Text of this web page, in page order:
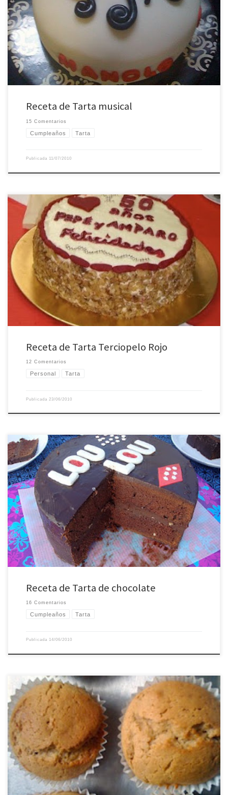
Era el cumpleaños de mi amigo Manolo y yo quería hacerle una pequeña
tarta para celebrarlo. Según sus indicaciones, tenía que ser algo sencillo y de
plátano, así que como él es músico estaba claro cuál iba a ser la temática
Además estrené uno de los moldes que he […]
Receta de Tarta musical
15 Comentarios
Cumpleaños Tarta
Publicada 11/07/2010
Esta tarta es todo un clásico americano, y para mí es mucho más. Hace ya más
o menos un año y medio que descubrí el foro de cocinandoconelalma
cuando buscaba desesperadamente ayuda para una tarea que me había
autoimpuesto: hacer la tarta para las Bodas de Oro de mis abuelos. […]
Receta de Tarta Terciopelo Rojo
12 Comentarios
Personal Tarta
Publicada 23/06/2010
Luzmina es una de las criaturas más asombrosas que he conocido nunca, es
una inteligentísima niña de pasados 3 años con la que da gusto estar (su
compañía es un placer incluso para mí que no soy muy maternal, jejeje). El
caso es que ella venía a comer a casa […]
Receta de Tarta de chocolate
16 Comentarios
Cumpleaños Tarta
Publicada 14/06/2010
Como ya dije, acabar con los restos es una de mis prioridades actuales, y esta
idea de hoy cumple a la perfección con esa premisa. Se trata de una receta
para acabar con los restos de turrón del blando que nos hayan quedado de
las navidades. Posiblemente la mayoría terminaría […]